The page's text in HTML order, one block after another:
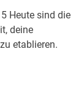
Heute sind die
deine
etablieren.